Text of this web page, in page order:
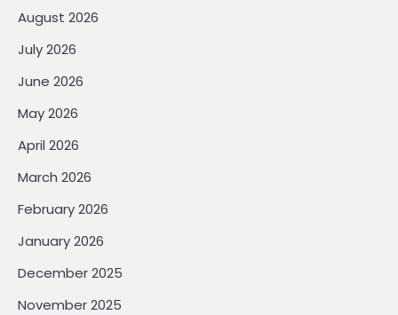
August 2026
July 2026
June 2026
May 2026
April 2026
March 2026
February 2026
January 2026
December 2025
November 2025